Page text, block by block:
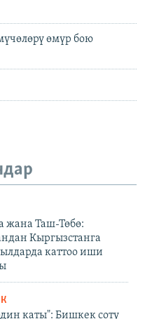
өмүр бою
жана Таш-Төбө:
Кыргызстанга
каттоо иши
каты": Бишкек соту